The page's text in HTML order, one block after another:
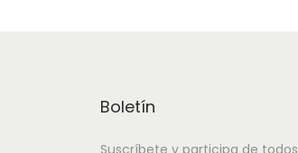
Boletín